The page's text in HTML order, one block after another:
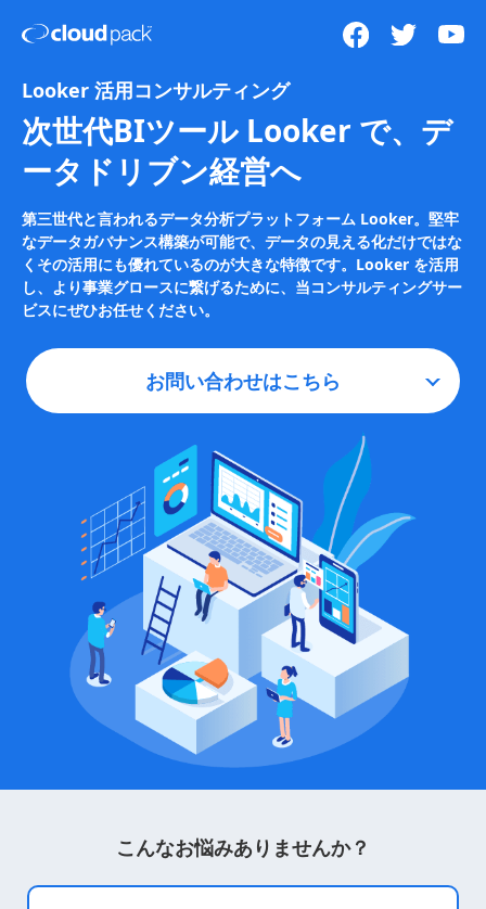
Looker 活用コンサルティング
次世代BIツール Looker で、 デ
ータドリブン経営へ
第三世代と言われるデータ分析プラットフォーム Looker。堅牢
なデータガバナンス構築が可能で、データの見える化だけではな
くその活用にも優れているのが大きな特徴です。Looker を活用
し、より事業グロースに繋げるために、当コンサルティングサー
ビスにぜひお任せください。
お問い合わせはこちら
こんなお悩みありませんか？